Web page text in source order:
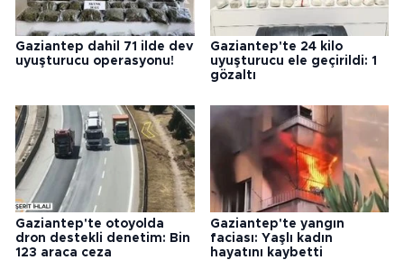
Gaziantep dahil 71 ilde dev
uyuşturucu operasyonu!
Gaziantep'te 24 kilo
uyuşturucu ele geçirildi: 1
gözaltı
Gaziantep'te otoyolda
dron destekli denetim: Bin
123 araca ceza
Gaziantep'te yangın
faciası: Yaşlı kadın
hayatını kaybetti